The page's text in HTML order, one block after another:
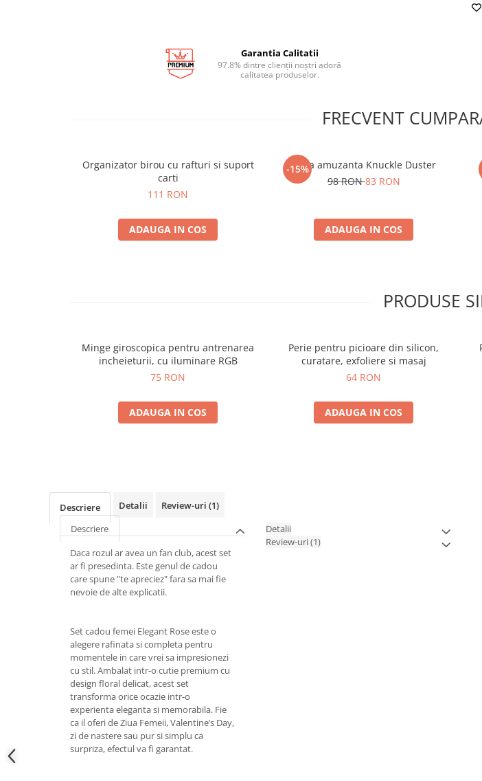
Garantia Calitatii
97.8% dintre clienții noștri adoră
calitatea produselor.
FRECVENT
Organizator birou cu rafturi si suport
carti
111 RON
ADAUGA IN COS
-15%
Cana amuzanta Knuckle Duster
98 RON83 RON
ADAUGA IN COS
PRODUSE
Minge giroscopica pentru antrenarea
incheieturii, cu iluminare RGB
75 RON
ADAUGA IN COS
Perie pentru picioare din silicon,
curatare, exfoliere si masaj
64 RON
ADAUGA IN COS
Descriere Detalii Review-uri (1)
Descriere
Daca rozul ar avea un fan club, acest set
ar fi presedinta. Este genul de cadou
care spune "te apreciez" fara sa mai fie
nevoie de alte explicatii.
Set cadou femei Elegant Rose este o
alegere rafinata si completa pentru
momentele in care vrei sa impresionezi
cu stil. Ambalat intr-o cutie premium cu
design floral delicat, acest set
transforma orice ocazie intr-o
experienta eleganta si memorabila. Fie
ca il oferi de Ziua Femeii, Valentine’s Day,
zi de nastere sau pur si simplu ca
surpriza, efectul va fi garantat.
Detalii
Review-uri(1)